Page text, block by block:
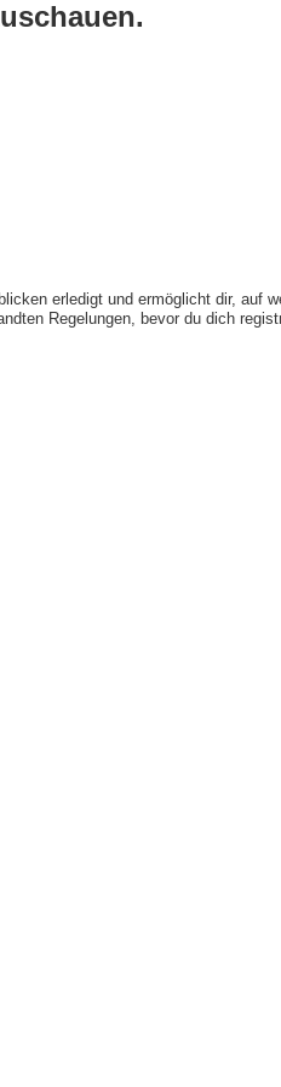
erledigt und ermöglicht dir, auf
Regelungen, bevor du dich